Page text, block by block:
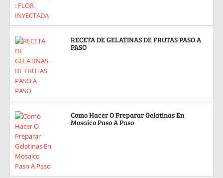
RECETA DE GELATINAS DE FRUTAS PASO A
PASO
Como Hacer O Preparar Gelatinas En
Mosaico Paso A Paso